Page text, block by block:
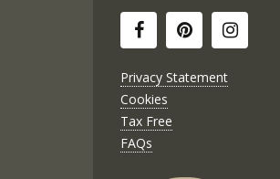
Privacy Statement
Cookies
Tax Free
FAQs